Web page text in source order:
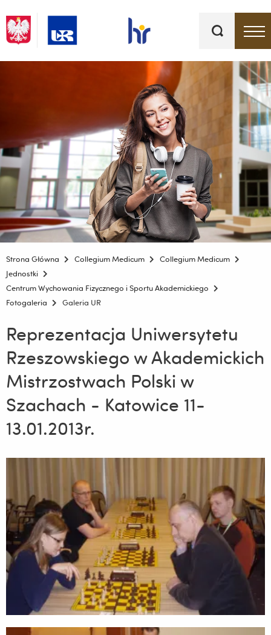
kluczowe
Strona Główna Collegium Medicum
Collegium Medicum
Jednostki
Centrum Wychowania Fizycznego i Sportu Akademickiego
Fotogaleria
Galeria UR
Reprezentacja Uniwersytetu
Rzeszowskiego w Akademickich
Mistrzostwach Polski w
Szachach - Katowice 11-
13.01.2013r.